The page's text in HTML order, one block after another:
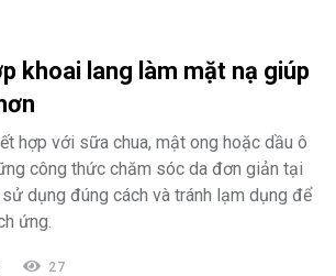
khoai lang làm mặt nạ giúp
hợp với sữa chua, mật ong hoặc dầu ô
công thức chăm sóc da đơn giản tại
sử dụng đúng cách và tránh lạm dụng để
ứng.
27